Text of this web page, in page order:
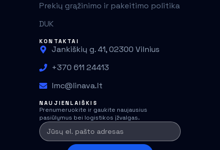
Prekių grąžinimo ir pakeitimo politika
DUK
KONTAKTAI
Jankiškių g. 41, 02300 Vilnius
+370 611 24413
lmc@linava.lt
NAUJIENLAIŠKIS
Prenumeruokite ir gaukite naujausius
pasiūlymus bei logistikos įžvalgas.